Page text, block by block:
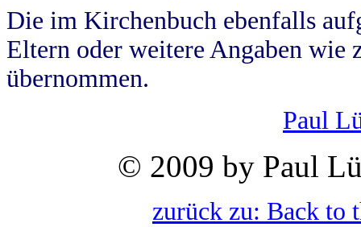
Die im Kirchenbuch ebenfalls
Eltern oder weitere Angaben wie
übernommen.
Paul
© 2009 by Paul
zurück zu: Back to